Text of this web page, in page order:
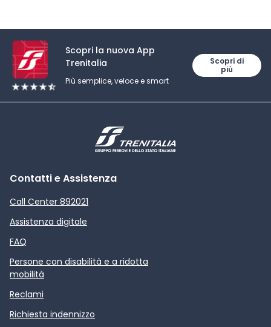
Scopri la nuova App
Trenitalia
Più semplice, veloce e smart
Scopri di
più
Contatti e Assistenza
Call Center 892021
Assistenza digitale
FAQ
Persone con disabilità e a ridotta
mobilità
Reclami
Richiesta indennizzo